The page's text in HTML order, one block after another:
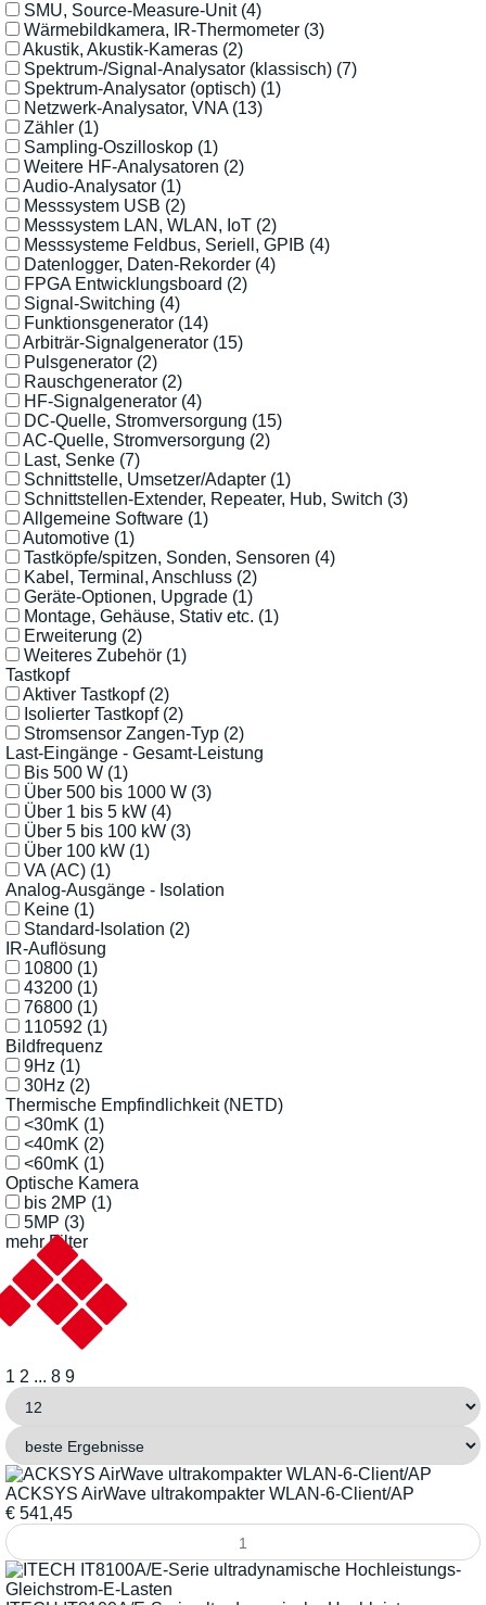
SMU, Source-Measure-Unit (4)
Wärmebildkamera, IR-Thermometer (3)
Akustik, Akustik-Kameras (2)
Spektrum-/Signal-Analysator (klassisch) (7)
Spektrum-Analysator (optisch) (1)
Netzwerk-Analysator, VNA (13)
Zähler (1)
Sampling-Oszilloskop (1)
Weitere HF-Analysatoren (2)
Audio-Analysator (1)
Messsystem USB (2)
Messsystem LAN, WLAN, IoT (2)
Messsysteme Feldbus, Seriell, GPIB (4)
Datenlogger, Daten-Rekorder (4)
FPGA Entwicklungsboard (2)
Signal-Switching (4)
Funktionsgenerator (14)
Arbiträr-Signalgenerator (15)
Pulsgenerator (2)
Rauschgenerator (2)
HF-Signalgenerator (4)
DC-Quelle, Stromversorgung (15)
AC-Quelle, Stromversorgung (2)
Last, Senke (7)
Schnittstelle, Umsetzer/Adapter (1)
Schnittstellen-Extender, Repeater, Hub, Switch (3)
Allgemeine Software (1)
Automotive (1)
Tastköpfe/spitzen, Sonden, Sensoren (4)
Kabel, Terminal, Anschluss (2)
Geräte-Optionen, Upgrade (1)
Montage, Gehäuse, Stativ etc. (1)
Erweiterung (2)
Weiteres Zubehör (1)
Tastkopf
Aktiver Tastkopf (2)
Isolierter Tastkopf (2)
Stromsensor Zangen-Typ (2)
Last-Eingänge - Gesamt-Leistung
Bis 500 W (1)
Über 500 bis 1000 W (3)
Über 1 bis 5 kW (4)
Über 5 bis 100 kW (3)
Über 100 kW (1)
VA (AC) (1)
Analog-Ausgänge - Isolation
Keine (1)
Standard-Isolation (2)
IR-Auflösung
10800 (1)
43200 (1)
76800 (1)
110592 (1)
Bildfrequenz
9Hz (1)
30Hz (2)
Thermische Empfindlichkeit (NETD)
<30mK (1)
<40mK (2)
<60mK (1)
Optische Kamera
bis 2MP (1)
5MP (3)
mehr Filter
1 2 ... 8 9
ACKSYS AirWave ultrakompakter WLAN-6-Client/AP
€ 541,45